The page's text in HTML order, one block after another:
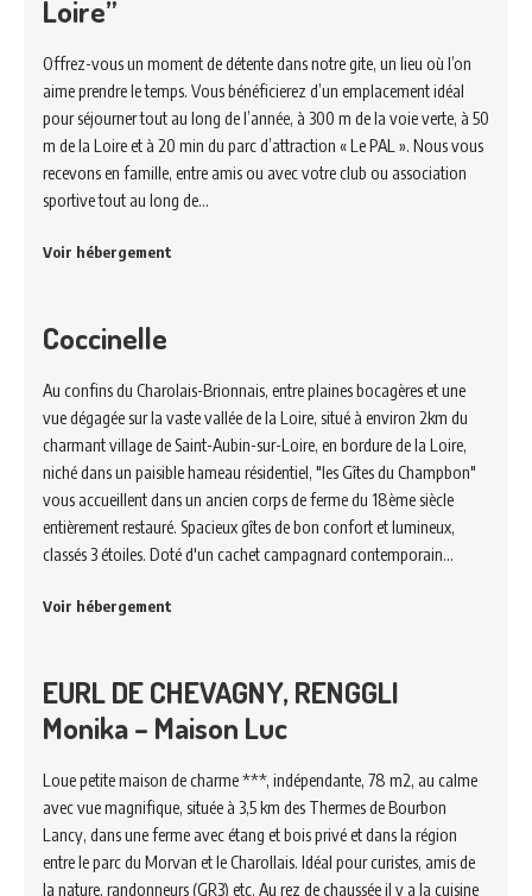
Loire”
Offrez-vous un moment de détente dans notre gite, un lieu où l’on
aime prendre le temps. Vous bénéficierez d’un emplacement idéal
pour séjourner tout au long de l’année, à 300 m de la voie verte, à 50
m de la Loire et à 20 min du parc d’attraction « Le PAL ». Nous vous
recevons en famille, entre amis ou avec votre club ou association
sportive tout au long de…
Voir hébergement
Coccinelle
Au confins du Charolais-Brionnais, entre plaines bocagères et une
vue dégagée sur la vaste vallée de la Loire, situé à environ 2km du
charmant village de Saint-Aubin-sur-Loire, en bordure de la Loire,
niché dans un paisible hameau résidentiel, "les Gîtes du Champbon"
vous accueillent dans un ancien corps de ferme du 18ème siècle
entièrement restauré. Spacieux gîtes de bon confort et lumineux,
classés 3 étoiles. Doté d'un cachet campagnard contemporain…
Voir hébergement
EURL DE CHEVAGNY, RENGGLI
Monika – Maison Luc
Loue petite maison de charme ***, indépendante, 78 m2, au calme
avec vue magnifique, située à 3,5 km des Thermes de Bourbon
Lancy, dans une ferme avec étang et bois privé et dans la région
entre le parc du Morvan et le Charollais. Idéal pour curistes, amis de
la nature, randonneurs (GR3) etc. Au rez de chaussée il y a la cuisine